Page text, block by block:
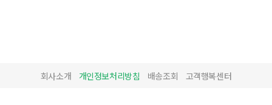
회사소개 개인정보처리방침 배송조회 고객행복센터